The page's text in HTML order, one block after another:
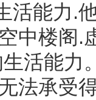
活能力 .
中楼阁.
活能力
法承受